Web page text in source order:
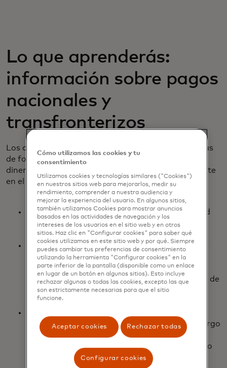
Lo que aprenderás:
información sobre pagos
nacionales y
transfronterizos
Los consumidores esperan y dependen cada vez más
de formas rápidas, seguras y confiables de mover
dinero dentro y fuera de las fronteras, especialmente
en el clima económico actual.
Cada vez más consumidores buscan seguridad
económica, lo que impulsa la migración de
trabajadores y sus planes de reubicación.
El fraude sigue siendo una preocupación clave
para los consumidores cuando envían pagos
transfronterizos, ya que 4 de cada 10 sienten
que tienen más probabilidades de ser víctimas de
fraude en un pago transfronterizo que en un
pago nacional.
generan un impacto negativo inmediato y a largo
plazo en el bienestar de los consumidores. El
76% no pudo subsistir de alguna manera como
consecuencia de un pago tardío o fallido.
Cómo utilizamos las cookies y tu
consentimiento
Utilizamos cookies y tecnologías similares ("Cookies")
en nuestros sitios web para mejorarlos, medir su
rendimiento, comprender a nuestra audiencia y
mejorar la experiencia del usuario. En algunos sitios,
también utilizamos Cookies para mostrar anuncios
basados en las actividades de navegación y los
intereses de los usuarios en el sitio web y en otros
sitios. Haz clic en "Configurar cookies" para saber qué
cookies utilizamos en este sitio web y por qué. Siempre
puedes cambiar tus preferencias de consentimiento
utilizando la herramienta "Configurar cookies" en la
parte inferior de la pantalla (disponible como un enlace
en lugar de un botón en algunos sitios). Esto incluye
rechazar algunas o todas las cookies, excepto las que
son estrictamente necesarias para que el sitio
funcione.
Aceptar cookies Rechazar todas
Configurar cookies